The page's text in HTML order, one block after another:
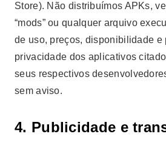
Store). Não distribuímos APKs,
“mods” ou qualquer arquivo
de uso, preços, disponibilidade e
privacidade dos aplicativos
seus respectivos
sem aviso.
4. Publicidade e